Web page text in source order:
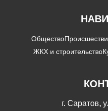
Общество
ЖКХ и строительство
г. Саратов,